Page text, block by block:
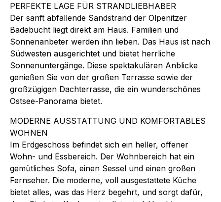
PERFEKTE LAGE FÜR STRANDLIEBHABER
Der sanft abfallende Sandstrand der Olpenitzer
Badebucht liegt direkt am Haus. Familien und
Sonnenanbeter werden ihn lieben. Das Haus ist nach
Südwesten ausgerichtet und bietet herrliche
Sonnenuntergänge. Diese spektakulären Anblicke
genießen Sie von der großen Terrasse sowie der
großzügigen Dachterrasse, die ein wunderschönes
Ostsee-Panorama bietet.
MODERNE AUSSTATTUNG UND KOMFORTABLES
WOHNEN
Im Erdgeschoss befindet sich ein heller, offener
Wohn- und Essbereich. Der Wohnbereich hat ein
gemütliches Sofa, einen Sessel und einen großen
Fernseher. Die moderne, voll ausgestattete Küche
bietet alles, was das Herz begehrt, und sorgt dafür,